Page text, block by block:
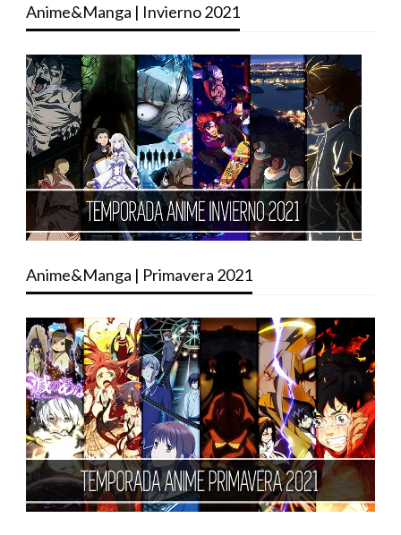
Anime&Manga | Invierno 2021
Anime&Manga | Primavera 2021